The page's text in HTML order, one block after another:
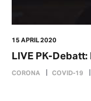
15 APRIL 2020
LIVE PK-
CORONA COVID-19